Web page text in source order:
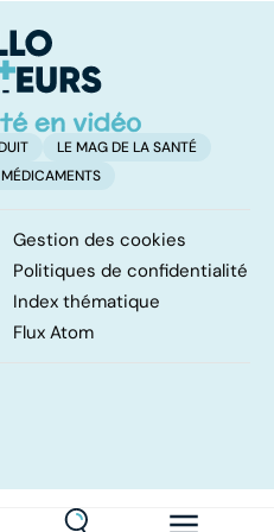
d'angine ?
LE MAG DE LA SANTÉ
MÉDICAMENTS
Gestion des cookies
Politiques de confidentialité
Index thématique
Flux Atom